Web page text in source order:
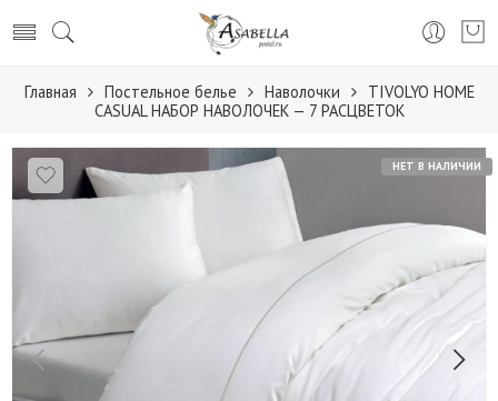
Главная Постельное белье Наволочки
TIVOLYO HOME
CASUAL НАБОР НАВОЛОЧЕК — 7 РАСЦВЕТОК
НЕТ В НАЛИЧИИ